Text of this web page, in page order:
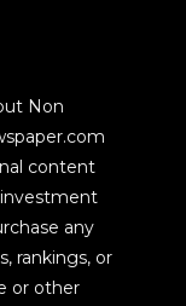
Non
content
any
rankings, or
or other